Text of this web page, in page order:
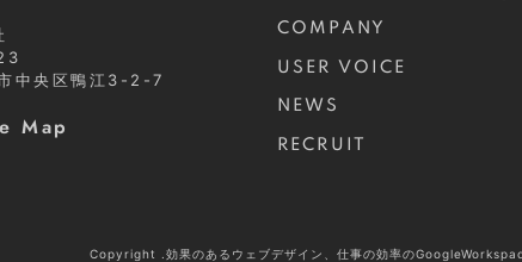
中央区鴨江3-2-7
Map
COMPANY
USER VOICE
NEWS
RECRUIT
Copyright .効果のあるウェブデザイン、仕事の効率の